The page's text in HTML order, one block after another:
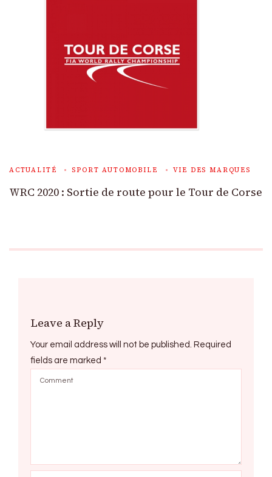
ACTUALITÉ SPORT AUTOMOBILE VIE DES MARQUES
WRC 2020 : Sortie de route pour le Tour de Corse
Leave a Reply
Your email address will not be published. Required
fields are marked *